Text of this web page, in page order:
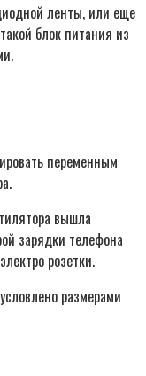
ленты, или еще
блок питания из
переменным
вышла
зарядки телефона
розетки.
размерами